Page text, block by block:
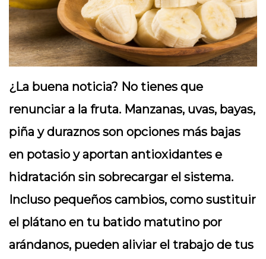
¿La buena noticia? No tienes que
renunciar a la fruta. Manzanas, uvas, bayas,
piña y duraznos son opciones más bajas
en potasio y aportan antioxidantes e
hidratación sin sobrecargar el sistema.
Incluso pequeños cambios, como sustituir
el plátano en tu batido matutino por
arándanos, pueden aliviar el trabajo de tus